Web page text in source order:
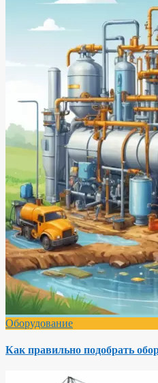
Оборудование
Как правильно подобрать